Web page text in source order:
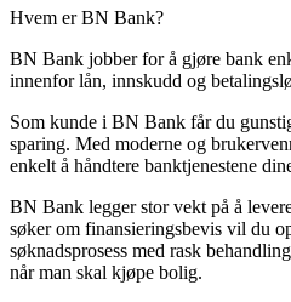
Hvem er BN Bank?
BN Bank jobber for å gjøre bank
innenfor lån, innskudd og
Som kunde i BN Bank får du
sparing. Med moderne og
enkelt å håndtere banktjenestene
BN Bank legger stor vekt på å
søker om finansieringsbevis vil du
søknadsprosess med rask
når man skal kjøpe bolig.